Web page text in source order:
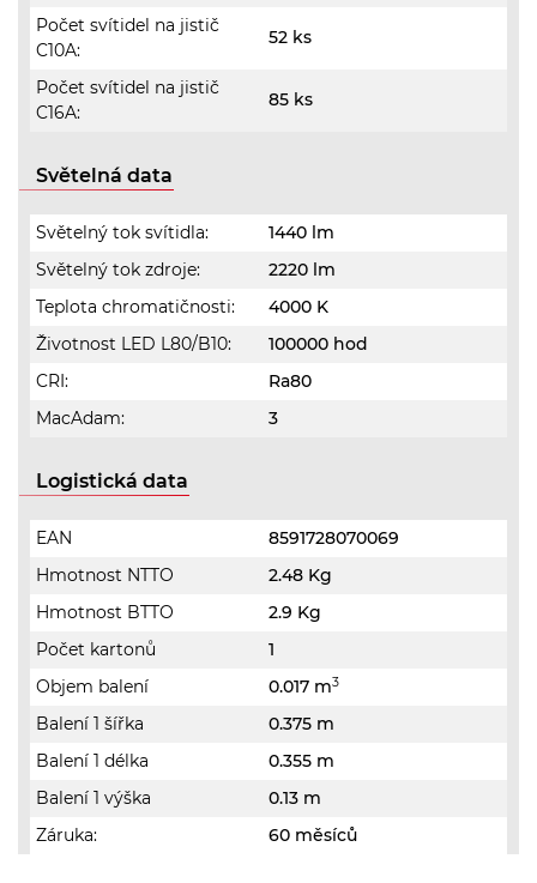
Počet svítidel na jistič
C10A:
52 ks
Počet svítidel na jistič
C16A:
85 ks
Světelná data
Světelný tok svítidla:
1440 lm
Světelný tok zdroje:
2220 lm
Teplota chromatičnosti:
4000 K
Životnost LED L80/B10:
100000 hod
CRI:
Ra80
MacAdam:
3
Logistická data
EAN
8591728070069
Hmotnost NTTO
2.48 Kg
Hmotnost BTTO
2.9 Kg
Počet kartonů
1
Objem balení
0.017 m3
Balení 1 šířka
0.375 m
Balení 1 délka
0.355 m
Balení 1 výška
0.13 m
Záruka:
60 měsíců